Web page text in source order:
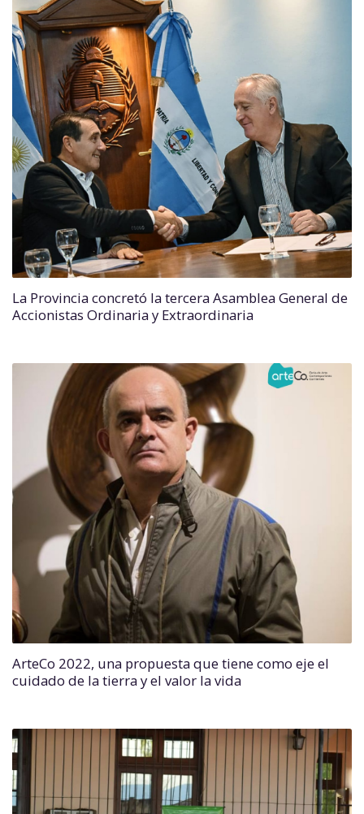
La Provincia concretó la tercera Asamblea General de
Accionistas Ordinaria y Extraordinaria
ArteCo 2022, una propuesta que tiene como eje el
cuidado de la tierra y el valor la vida